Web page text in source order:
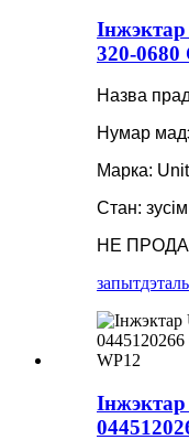
320-0680
Назва
Нумар
Марка:
Стан:
НЕ
запытдэталь